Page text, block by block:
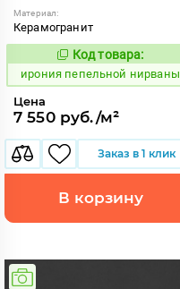
Материал:
Керамогранит
1102559
Код товара:
ирония пепельной нирваны
Цена
7 550 руб./м²
Заказ в 1 клик
В корзину